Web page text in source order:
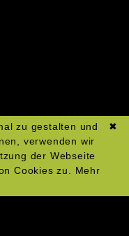
✖
zu gestalten und
verwenden wir
der Webseite
Cookies zu. Mehr